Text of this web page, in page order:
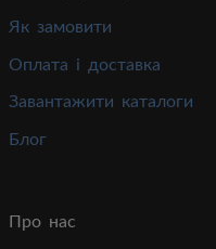
Як замовити
Оплата і доставка
Завантажити каталоги
Блог
Про нас